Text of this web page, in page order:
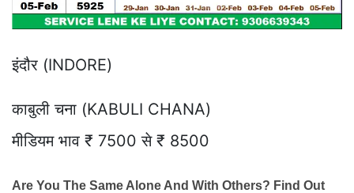
इंदौर (INDORE)
काबुली चना (KABULI CHANA)
मीडियम भाव ₹ 7500 से ₹ 8500